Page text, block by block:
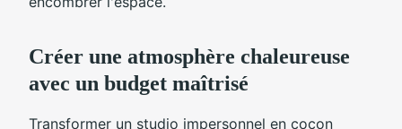
Créer une atmosphère chaleureuse
avec un budget maîtrisé
Transformer un studio impersonnel en cocon